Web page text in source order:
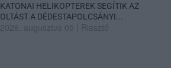
KATONAI HELIKOPTEREK SEGÍTIK AZ
OLTÁST A DÉDESTAPOLCSÁNYI...
2026. augusztus 05 Riasztó